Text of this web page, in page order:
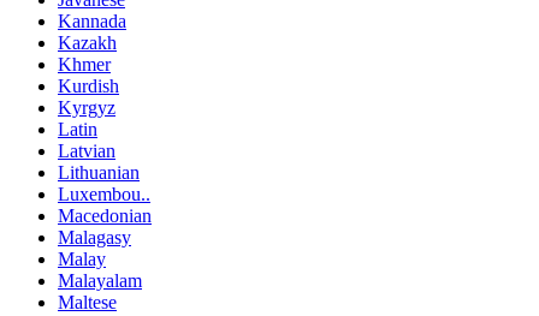
Kannada
Kazakh
Khmer
Kurdish
Kyrgyz
Latin
Latvian
Lithuanian
Luxembou..
Macedonian
Malagasy
Malay
Malayalam
Maltese